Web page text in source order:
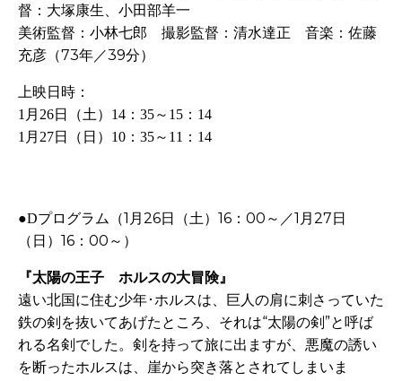
督：大塚康生、小田部羊一
美術監督：小林七郎 撮影監督：清水達正 音楽：佐藤
充彦（73年／39分）
上映日時：
1月26日（土）14：35～15：14
1月27日（日）10：35～11：14
●Dプログラム（1 月26日（土） 16 ： 00 ～ ／1 月27日
（日） 16 ： 00 ～ ）
『太陽の王子 ホルスの大冒険』
遠い北国に住む少年･ホルスは、巨人の肩に刺さっていた
鉄の剣を抜いてあげたところ、それは“太陽の剣”と呼ば
れる名剣でした。剣を持って旅に出ますが、悪魔の誘い
を断ったホルスは、崖から突き落とされてしまいま